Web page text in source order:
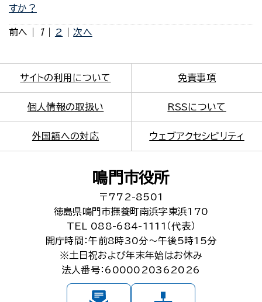
すか？
前へ 1| 2 |次へ
サイトの利用について 免責事項
個人情報の取扱い RSSについて
外国語への対応 ウェブアクセシビリティ
鳴門市役所
〒772-8501
徳島県鳴門市撫養町南浜字東浜170
TEL 088-684-1111（代表）
開庁時間：午前8時30分～午後5時15分
※土日祝および年末年始はお休み
法人番号：6000020362026